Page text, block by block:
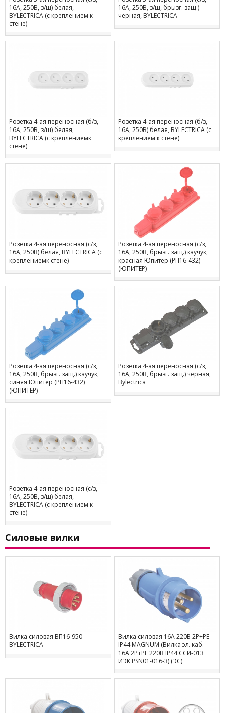
16А, 250В, з/ш) белая,
BYLECTRICA (с креплением к
стене)
16А, 250В, з/ш, брызг. защ.)
черная, BYLECTRICA
Розетка 4-ая переносная (б/з,
16А, 250В, з/ш) белая,
BYLECTRICA (с креплениемк
стене)
Розетка 4-ая переносная (б/з,
16А, 250В) белая, BYLECTRICA (с
креплением к стене)
Розетка 4-ая переносная (с/з,
16А, 250В) белая, BYLECTRICA (с
креплениемк стене)
Розетка 4-ая переносная (с/з,
16А, 250В, брызг. защ.) каучук,
красная Юпитер (РП16-432)
(ЮПИТЕР)
Розетка 4-ая переносная (с/з,
16А, 250В, брызг. защ.) каучук,
синяя Юпитер (РП16-432)
(ЮПИТЕР)
Розетка 4-ая переносная (с/з,
16А, 250В, брызг. защ.) черная,
Bylectrica
Розетка 4-ая переносная (с/з,
16А, 250В, з/ш) белая,
BYLECTRICA (с креплением к
стене)
Силовые вилки
Вилка силовая ВП16-950
BYLECTRICA
Вилка силовая 16А 220В 2P+PE
IP44 MAGNUM (Вилка эл. каб.
16А 2P+PE 220В IP44 ССИ-013
ИЭК PSN01-016-3) (ЭС)